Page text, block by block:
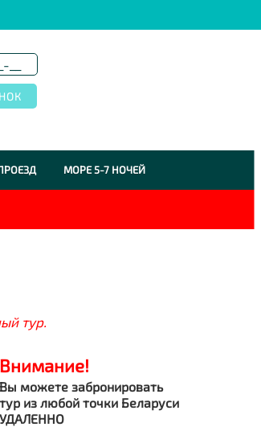
МОРЕ 5-7 НОЧЕЙ
тур.
Внимание!
Вы можете забронировать
тур из любой точки Беларуси
УДАЛЕННО